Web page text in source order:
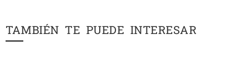
TAMBIÉN TE PUEDE INTERESAR